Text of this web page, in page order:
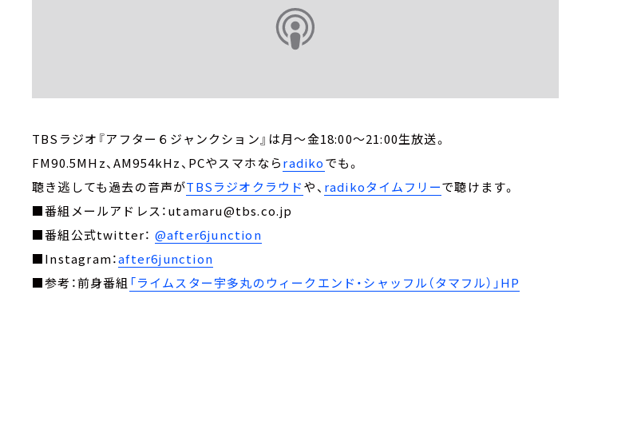
TBSラジオ『アフター６ジャンクション』は月～金18:00～21:00生放送。
FM90.5MHz、AM954kHz、PCやスマホならradikoでも。
聴き逃しても過去の音声がTBSラジオクラウドや、 radikoタイムフリーで聴けます。
■番組メールアドレス：utamaru@tbs.co.jp
■番組公式twitter： @after6junction
■Instagram：after6junction
■参考：前身番組 「ライムスター宇多丸のウィークエンド・シャッフル（タマフル）」HP